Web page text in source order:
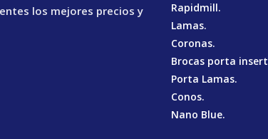
los mejores precios y
Rapidmill.
Lamas.
Coronas.
Brocas porta
Porta Lamas.
Conos.
Nano Blue.